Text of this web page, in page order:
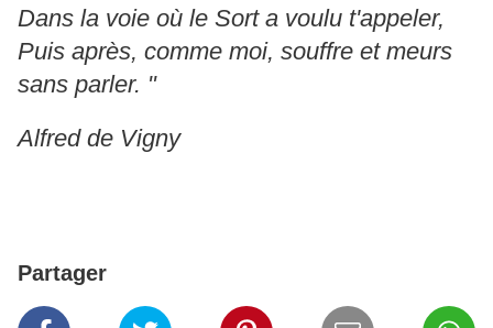
Dans la voie où le Sort a voulu t'appeler,
Puis après, comme moi, souffre et meurs
sans parler. "
Alfred de Vigny
Partager